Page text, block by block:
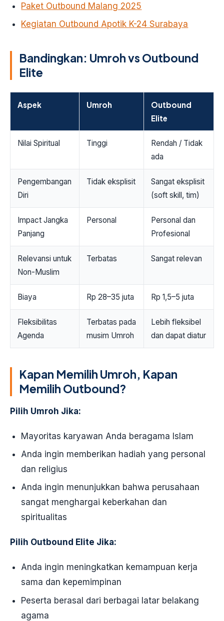
Paket Outbound Malang 2025
Kegiatan Outbound Apotik K-24 Surabaya
Bandingkan: Umroh vs Outbound
Elite
Aspek Umroh
Outbound
Elite
Nilai Spiritual Tinggi
Rendah / Tidak
ada
Pengembangan
Diri
Tidak eksplisit
Sangat eksplisit
(soft skill, tim)
Impact Jangka
Panjang
Personal
Personal dan
Profesional
Relevansi untuk
Non-Muslim
Terbatas Sangat relevan
Biaya Rp 28–35 juta Rp 1,5–5 juta
Fleksibilitas
Agenda
Terbatas pada
musim Umroh
Lebih fleksibel
dan dapat diatur
Kapan Memilih Umroh, Kapan
Memilih Outbound?
Pilih Umroh Jika:
Mayoritas karyawan Anda beragama Islam
Anda ingin memberikan hadiah yang personal
dan religius
Anda ingin menunjukkan bahwa perusahaan
sangat menghargai keberkahan dan
spiritualitas
Pilih Outbound Elite Jika:
Anda ingin meningkatkan kemampuan kerja
sama dan kepemimpinan
Peserta berasal dari berbagai latar belakang
agama